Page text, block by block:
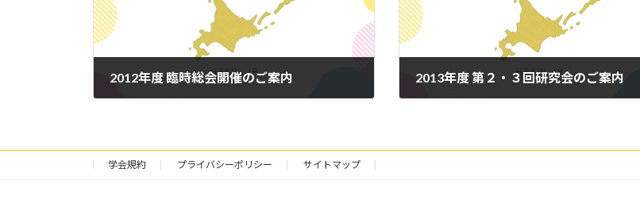
2012年度 臨時総会開催のご案内 2013年度 第２・３回研究会のご案内
学会規約 プライバシーポリシー サイトマップ